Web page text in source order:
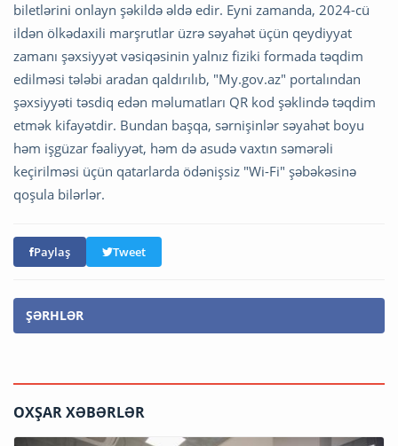
biletlərini onlayn şəkildə əldə edir. Eyni zamanda, 2024-cü
ildən ölkədaxili marşrutlar üzrə səyahət üçün qeydiyyat
zamanı şəxsiyyət vəsiqəsinin yalnız fiziki formada təqdim
edilməsi tələbi aradan qaldırılıb, "My.gov.az" portalından
şəxsiyyəti təsdiq edən məlumatları QR kod şəklində təqdim
etmək kifayətdir. Bundan başqa, sərnişinlər səyahət boyu
həm işgüzar fəaliyyət, həm də asudə vaxtın səmərəli
keçirilməsi üçün qatarlarda ödənişsiz "Wi-Fi" şəbəkəsinə
qoşula bilərlər.
Paylaş Tweet
ŞƏRHLƏR
OXŞAR XƏBƏRLƏR